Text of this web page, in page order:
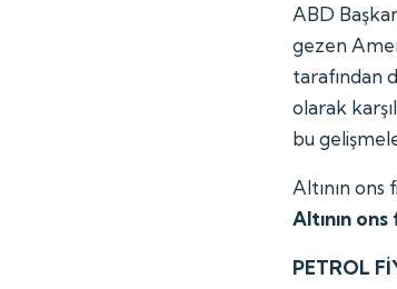
ABD
gezen
tarafından
olarak
bu
Altının ons
Altının
PETROL